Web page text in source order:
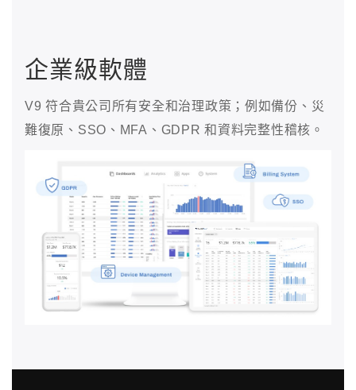
企業級軟體
V9 符合貴公司所有安全和治理政策；例如備份、災
難復原、SSO、MFA、GDPR 和資料完整性稽核。